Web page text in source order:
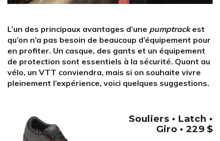
L’un des principaux avantages d’une pumptrackest
qu’on n’a pas besoin de beaucoup d’équipement pour
en profiter. Un casque, des gants et un équipement
de protection sont essentiels à la sécurité. Quant au
vélo, un VTT conviendra, mais si on souhaite vivre
pleinement l’expérience, voici quelques suggestions.
Souliers • Latch •
Giro • 229 $